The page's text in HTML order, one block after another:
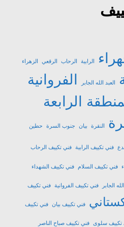
الرابية الرحاب الرقعي الزهراء
العبد الله الجابر الفروانية
الرابعة
النقرة بيان جنوب السرة حطين
فني تكييف الرابية فني تكييف الرحاب
فني تكييف السلام فني تكييف الشهداء
الجابر فني تكييف الفروانية فني تكييف
فني تكييف بيان فني تكييف
تكييف سلوى فني تكييف صباح الناصر